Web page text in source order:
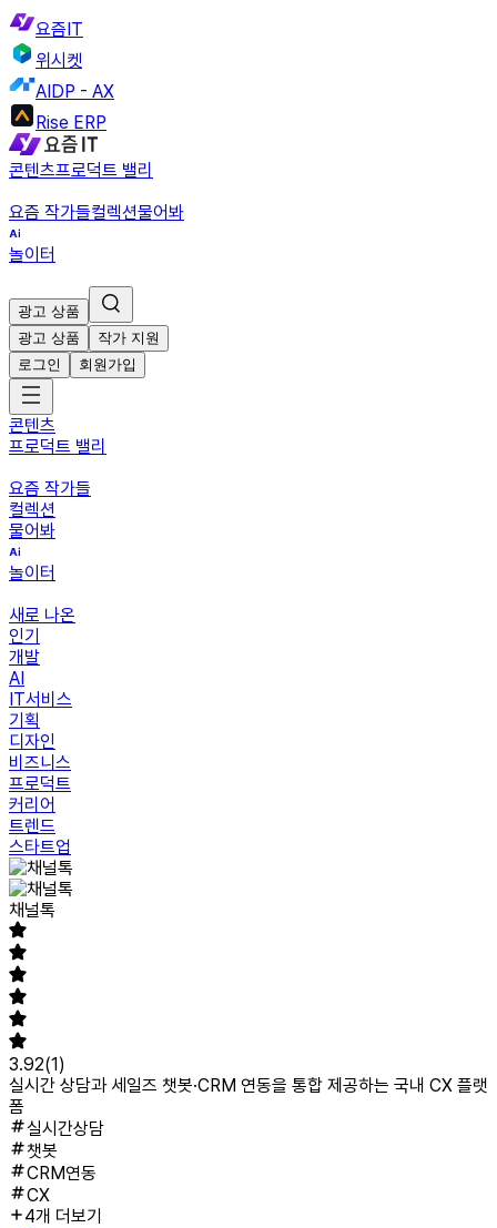
요즘IT
위시켓
AIDP - AX
Rise ERP
콘텐츠프로덕트 밸리
요즘 작가들컬렉션물어봐
놀이터
광고 상품
광고 상품
작가 지원
로그인
회원가입
콘텐츠
프로덕트 밸리
요즘 작가들
컬렉션
물어봐
놀이터
새로 나온
인기
개발
AI
IT서비스
기획
디자인
비즈니스
프로덕트
커리어
트렌드
스타트업
채널톡
3.92(1)
실시간 상담과 세일즈 챗봇·CRM 연동을 통합 제공하는 국내 CX 플랫
폼
실시간상담
챗봇
CRM연동
CX
4개 더보기